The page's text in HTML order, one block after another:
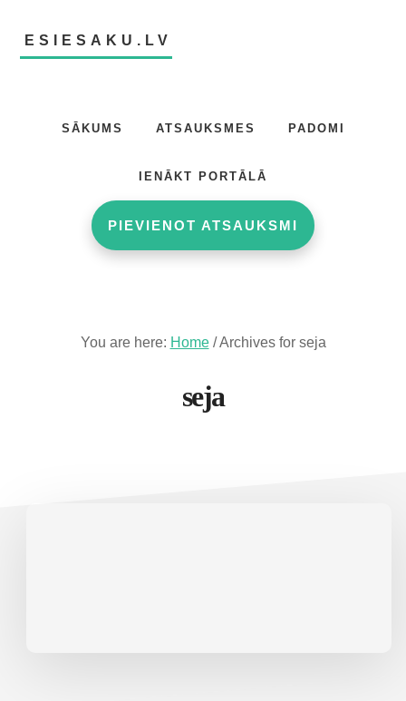
main
footerESIESAKU.LV
SĀKUMS ATSAUKSMES PADOMI
IENĀKT PORTĀLĀ
PIEVIENOT ATSAUKSMI
You are here: Home /Archives for seja
seja